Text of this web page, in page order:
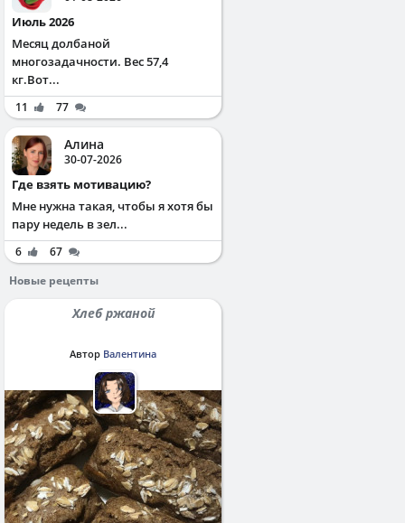
Июль 2026
Месяц долбаной
многозадачности. Вес 57,4
кг.Вот...
11 77
Алина
30-07-2026
Где взять мотивацию?
Мне нужна такая, чтобы я хотя бы
пару недель в зел...
6
67
Новые рецепты
Хлеб ржаной
Автор Валентина